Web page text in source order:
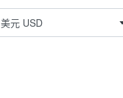
美元 USD